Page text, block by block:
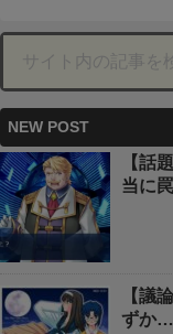
NEW POST
【話
当に罠
【議
ずか…